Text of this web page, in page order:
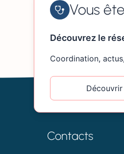
Vous
Découvrez le
Coordination,
Découvrir
Contacts